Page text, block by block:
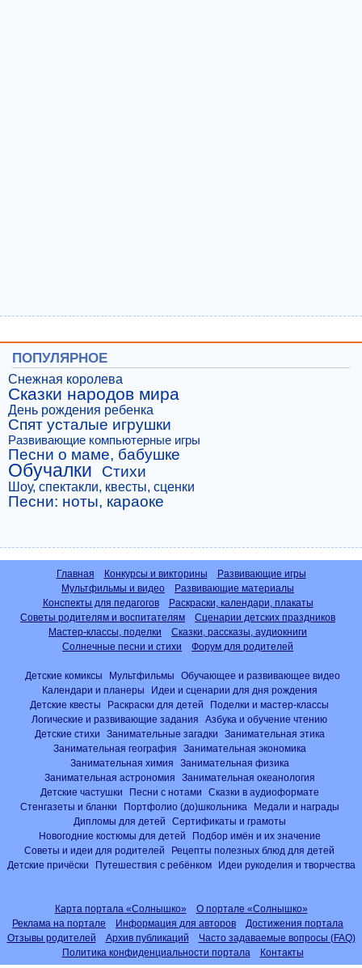
ПОПУЛЯРНОЕ
Снежная королева
Сказки народов мира
День рождения ребенка
Спят усталые игрушки
Развивающие компьютерные игры
Песни о маме, бабушке
Обучалки Стихи
Шоу, спектакли, квесты, сценки
Песни: ноты, караоке
Главная Конкурсы и викторины
Развивающие игры
Мультфильмы и видео
Развивающие материалы
Конспекты для педагогов
Раскраски, календари, плакаты
Советы родителям и воспитателям
Сценарии детских праздников
Мастер-классы, поделки
Сказки, рассказы, аудиокниги
Солнечные песни и стихи
Форум для родителей
Детские комиксы Мультфильмы
Обучающее и развивающее видео
Календари и планеры
Идеи и сценарии для дня рождения
Детские квесты
Раскраски для детей
Поделки и мастер-классы
Логические и развивающие задания
Азбука и обучение чтению
Детские стихи
Занимательные загадки
Занимательная этика
Занимательная география
Занимательная экономика
Занимательная химия
Занимательная физика
Занимательная астрономия
Занимательная океанология
Детские частушки
Песни с нотами
Сказки в аудиоформате
Стенгазеты и бланки
Портфолио (до)школьника
Медали и награды
Дипломы для детей
Сертификаты и грамоты
Новогодние костюмы для детей
Подбор имён и их значение
Советы и идеи для родителей
Рецепты полезных блюд для детей
Детские причёски
Путешествия с ребёнком Идеи рукоделия и творчества
Карта портала «Солнышко»
О портале «Солнышко»
Реклама на портале
Информация для авторов
Достижения портала
Отзывы родителей
Архив публикаций
Часто задаваемые вопросы (FAQ)
Политика конфиденциальности портала
Контакты